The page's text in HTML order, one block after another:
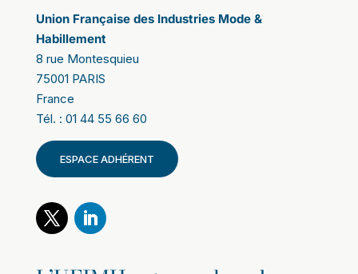
Union Française des Industries Mode &
Habillement
8 rue Montesquieu
75001 PARIS
France
Tél. : 01 44 55 66 60
ESPACE ADHÉRENT